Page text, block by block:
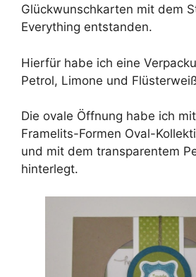
Glückwunschkarten mit dem
Everything entstanden.
Hierfür habe ich eine
Petrol, Limone und
Die ovale Öffnung habe ich
Framelits-Formen Oval-
und mit dem transparentem
hinterlegt.